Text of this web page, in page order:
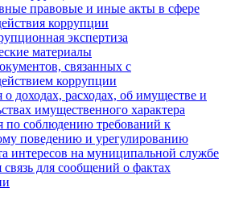
правовые и иные акты в сфере
коррупции
экспертиза
материалы
связанных с
коррупции
о доходах, расходах, об имуществе и
имущественного характера
по соблюдению требований к
поведению и урегулированию
интересов на муниципальной службе
связь для сообщений о фактах